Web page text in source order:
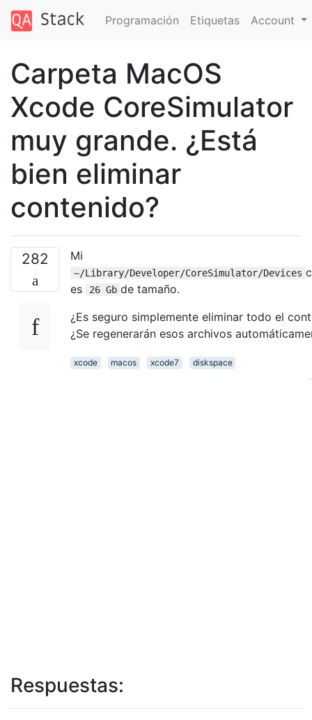
Programación Etiquetas Account
Carpeta MacOS
Xcode CoreSimulator
muy grande. ¿Está
bien eliminar
contenido?
282 Mi
~/Library/Developer/CoreSimulator/Devices
es
26 Gb de tamaño.
¿Es seguro simplemente eliminar todo el
¿Se regenerarán esos archivos
xcode macos xcode7
diskspace
Respuestas: